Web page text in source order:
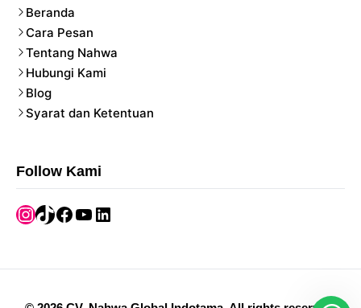
Beranda
Cara Pesan
Tentang Nahwa
Hubungi Kami
Blog
Syarat dan Ketentuan
Follow Kami
Instagram
TikTok
Facebook
YouTube
LinkedIn